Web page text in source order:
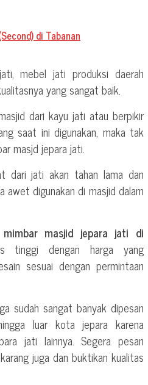
di Tabanan
mebel jati produksi daerah
yang sangat baik.
dari kayu jati atau berpikir
saat ini digunakan, maka tak
masjd jepara jati.
dari jati akan tahan lama dan
awet digunakan di masjid dalam
mimbar masjid jepara jati di
tinggi dengan harga yang
sesuai dengan permintaan
sudah sangat banyak dipesan
luar kota jepara karena
jati lainnya. Segera pesan
juga dan buktikan kualitas